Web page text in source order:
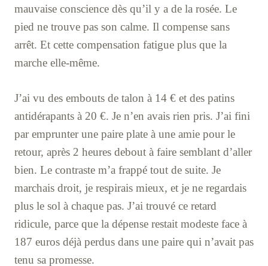
mauvaise conscience dès qu’il y a de la rosée. Le
pied ne trouve pas son calme. Il compense sans
arrêt. Et cette compensation fatigue plus que la
marche elle-même.
J’ai vu des embouts de talon à 14 € et des patins
antidérapants à 20 €. Je n’en avais rien pris. J’ai fini
par emprunter une paire plate à une amie pour le
retour, après 2 heures debout à faire semblant d’aller
bien. Le contraste m’a frappé tout de suite. Je
marchais droit, je respirais mieux, et je ne regardais
plus le sol à chaque pas. J’ai trouvé ce retard
ridicule, parce que la dépense restait modeste face à
187 euros déjà perdus dans une paire qui n’avait pas
tenu sa promesse.